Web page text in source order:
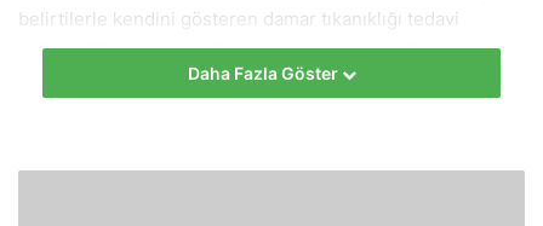
belirtilerle kendini gösteren damar tıkanıklığı tedavi
edilmediğinde çok ciddi sorunlara neden olabilir.
Bacaklarda şiddetli ağrı nedeniyle kişiyi yürüyemez hale
Uzmanı Doç. Dr. Macit Bitargil, bacaklarda damar
Daha Fazla Göster